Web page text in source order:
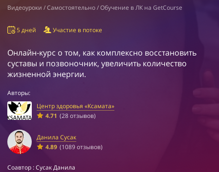
Видеоуроки / Самостоятельно / Обучение в ЛК на GetCourse
5 дней Участие в потоке
Онлайн-курс о том, как комплексно восстановить
суставы и позвоночник, увеличить количество
жизненной энергии.
Авторы:
Центр здоровья «Ксамата»
4.71 (28 отзывов)
Данила Сусак
4.89 (1089 отзывов)
Соавтор : Сусак Данила